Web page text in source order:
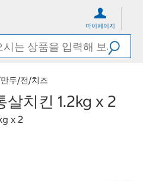
마이페이지
두/전/치즈
치킨 1.2kg x 2
x 2